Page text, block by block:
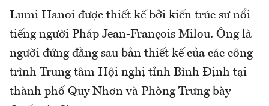
Lumi Hanoi được thiết kế bởi kiến trúc sư nổi
tiếng người Pháp Jean-François Milou. Ông là
người đứng đằng sau bản thiết kế của các công
trình Trung tâm Hội nghị tỉnh Bình Định tại
thành phố Quy Nhơn và Phòng Trưng bày